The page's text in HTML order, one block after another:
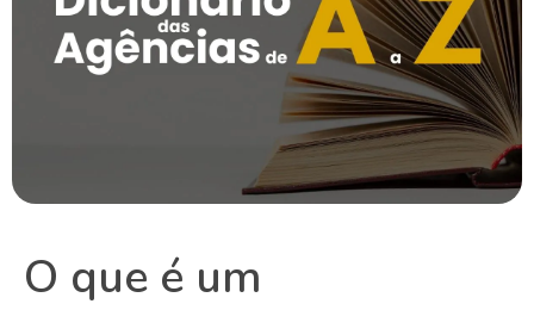
O que é um